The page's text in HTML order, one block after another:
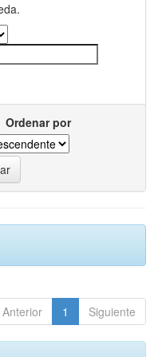
Ordenar por
Anterior 1 Siguiente